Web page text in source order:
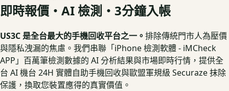
即時報價・AI 檢測・3分鐘入帳
US3C 是全台最大的手機回收平台之一。 排除傳統門市人為壓價
與隱私洩漏的焦慮。我們串聯「iPhone 檢測軟體 - iMCheck
APP」百萬筆檢測數據的 AI 分析結果與市場即時行情，提供全
台 AI 機台 24H 實體自助手機回收與歐盟軍規級 Securaze 抹除
保護，換取您裝置應得的真實價值。